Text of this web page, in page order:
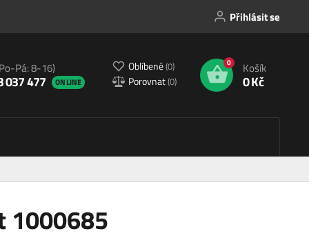
Přihlásit se
Pá: 8-16)
037 477 ONLINE
Oblíbené(0)
Porovnat(0)
0 Košík
0 Kč
1000685